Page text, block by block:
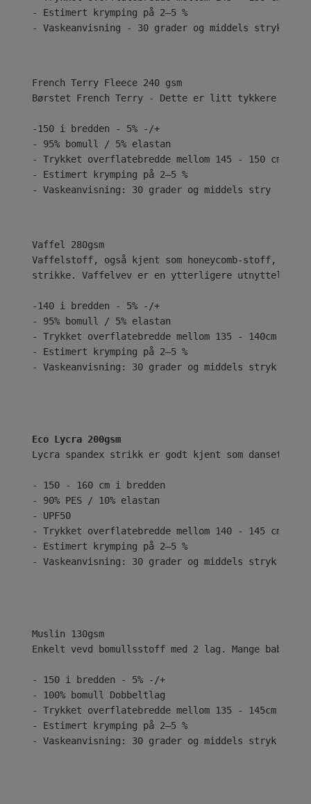
- Estimert krymping på 2–5 %
- Vaskeanvisning - 30 grader og middels stryk
Børstet French Terry - Dette er litt tykkere med
-150 i bredden - 5% -/+
- 95% bomull / 5% elastan
- Trykket overflatebredde mellom 145 - 150 cm
- Estimert krymping på 2–5 %
- Vaskeanvisning: 30 grader og middels stry
Vaffelstoff, også kjent som honeycomb-stoff, har
strikke. Vaffelvev er en ytterligere utnyttelse
-140 i bredden - 5% -/+
- 95% bomull / 5% elastan
- Trykket overflatebredde mellom 135 - 140cm
- Estimert krymping på 2–5 %
- Vaskeanvisning: 30 grader og middels stryk
Eco Lycra 200gsm
Lycra spandex strikk er godt kjent som
- 150 - 160 cm i bredden
- 90% PES / 10% elastan
- UPF50
- Trykket overflatebredde mellom 140 - 145 cm
- Estimert krymping på 2–5 %
- Vaskeanvisning: 30 grader og middels stryk
Enkelt vevd bomullsstoff med 2 lag. Mange
- 150 i bredden - 5% -/+
- 100% bomull Dobbeltlag
- Trykket overflatebredde mellom 135 - 145cm
- Estimert krymping på 2–5 %
- Vaskeanvisning: 30 grader og middels stryk